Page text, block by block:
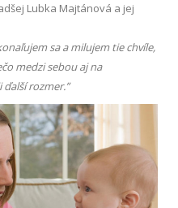
Lubka Majtánová a jej
sa a milujem tie chvíle,
medzi sebou aj na
rozmer.”